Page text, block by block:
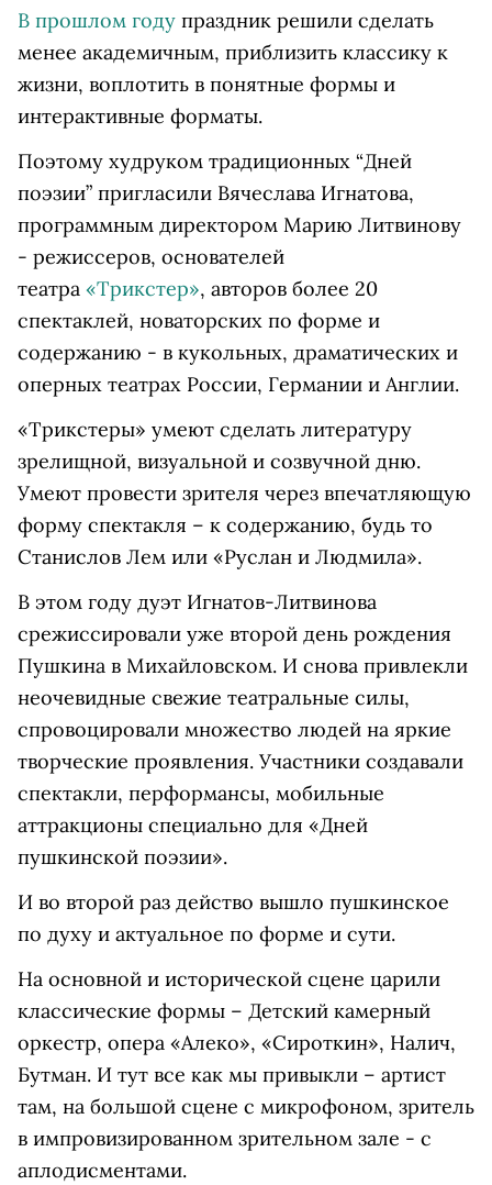
В прошлом году праздник решили сделать
менее академичным, приблизить классику к
жизни, воплотить в понятные формы и
интерактивные форматы.
Поэтому худруком традиционных “Дней
поэзии” пригласили Вячеслава Игнатова,
программным директором Марию Литвинову
- режиссеров, основателей
театра «Трикстер», авторов более 20
спектаклей, новаторских по форме и
содержанию - в кукольных, драматических и
оперных театрах России, Германии и Англии.
«Трикстеры» умеют сделать литературу
зрелищной, визуальной и созвучной дню.
Умеют провести зрителя через впечатляющую
форму спектакля – к содержанию, будь то
Станислов Лем или «Руслан и Людмила».
В этом году дуэт Игнатов-Литвинова
срежиссировали уже второй день рождения
Пушкина в Михайловском. И снова привлекли
неочевидные свежие театральные силы,
спровоцировали множество людей на яркие
творческие проявления. Участники создавали
спектакли, перформансы, мобильные
аттракционы специально для «Дней
пушкинской поэзии».
И во второй раз действо вышло пушкинское
по духу и актуальное по форме и сути.
На основной и исторической сцене царили
классические формы – Детский камерный
оркестр, опера «Алеко», «Сироткин», Налич,
Бутман. И тут все как мы привыкли – артист
там, на большой сцене с микрофоном, зритель
в импровизированном зрительном зале - с
аплодисментами.